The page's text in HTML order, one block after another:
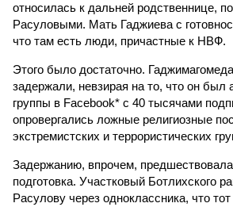
относилась к дальней родственнице,
Расуловыми. Мать Гаджиева с
что там есть люди, причастные к НВФ.
Этого было достаточно.
задержали, невзирая на то, что он был
группы в Facebook* с 40 тысячами
опровергались ложные религиозные
экстремистских и террористических
Задержанию, впрочем, предшествовала
подготовка. Участковый Ботлихского
Расулову через одноклассника, что